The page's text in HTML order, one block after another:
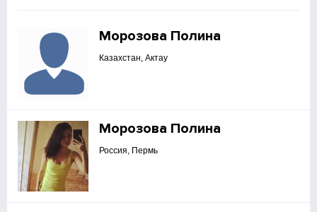
Морозова Полина
Казахстан, Актау
Морозова Полина
Россия, Пермь